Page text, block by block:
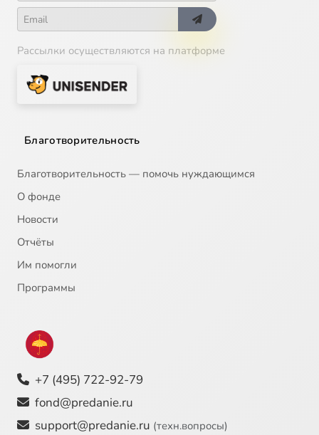
Рассылки осуществляются на платформе
Благотворительность
Благотворительность — помочь нуждающимся
О фонде
Новости
Отчёты
Им помогли
Программы
+7 (495) 722-92-79
fond@predanie.ru
support@predanie.ru (техн.вопросы)